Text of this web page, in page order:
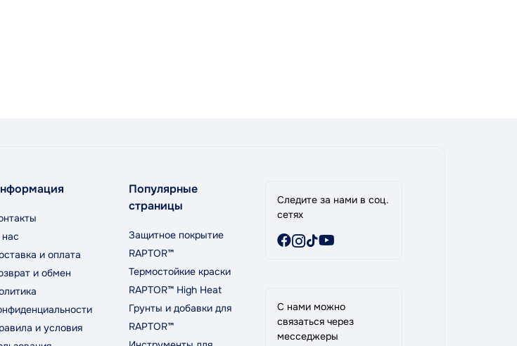
и оплата
и обмен
и условия
Популярные
страницы
Защитное покрытие
RAPTOR™
Термостойкие краски
RAPTOR™ High Heat
Грунты и добавки для
RAPTOR™
Следите за нами в соц.
сетях
С нами можно
связаться через
месседжеры